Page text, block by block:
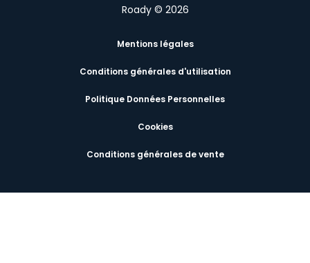
Roady © 2026
Mentions légales
Conditions générales d'utilisation
Politique Données Personnelles
Cookies
Conditions générales de vente